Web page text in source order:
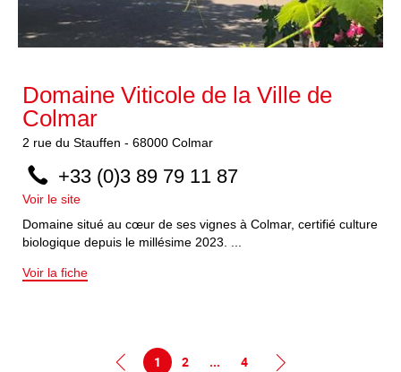
Domaine Viticole de la Ville de
Colmar
2 rue du Stauffen - 68000 Colmar
+33 (0)3 89 79 11 87
Voir le site
Domaine situé au cœur de ses vignes à Colmar, certifié culture
biologique depuis le millésime 2023. ...
Voir la fiche
1 2 ... 4